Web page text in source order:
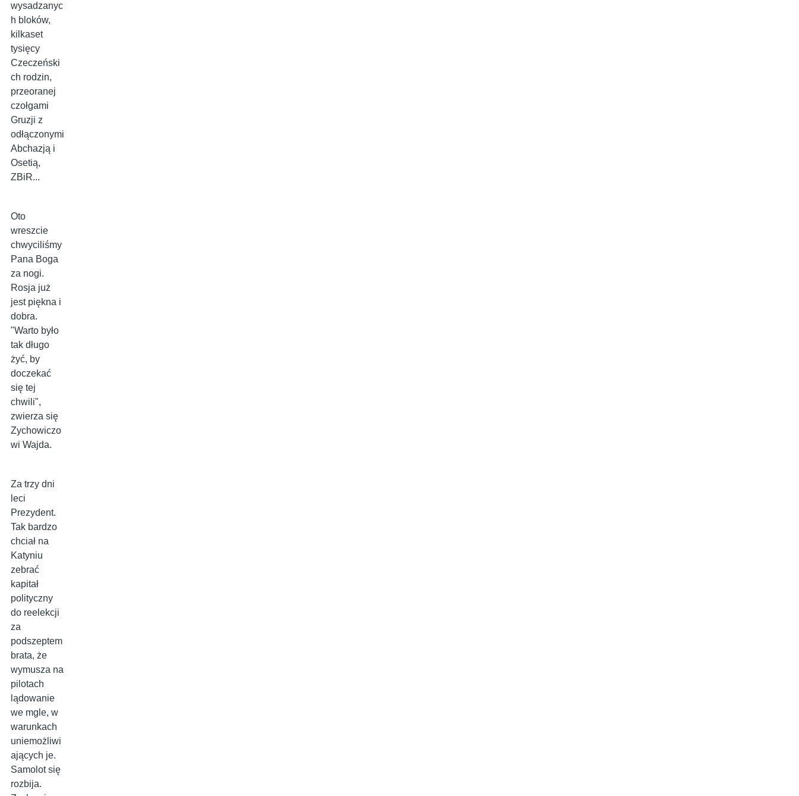
wysadzanyc
h bloków,
kilkaset
tysięcy
Czeczeński
ch rodzin,
przeoranej
czołgami
Gruzji z
odłączonymi
Abchazją i
Osetią,
ZBiR...
Oto
wreszcie
chwyciliśmy
Pana Boga
za nogi.
Rosja już
jest piękna i
dobra.
"Warto było
tak długo
żyć, by
doczekać
się tej
chwili",
zwierza się
Zychowiczo
wi Wajda.
Za trzy dni
leci
Prezydent.
Tak bardzo
chciał na
Katyniu
zebrać
kapitał
polityczny
do reelekcji
za
podszeptem
brata, że
wymusza na
pilotach
lądowanie
we mgle, w
warunkach
uniemożliwi
ających je.
Samolot się
rozbija.